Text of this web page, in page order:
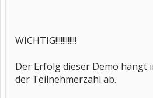
WICHTIG!!!!!!!!!!!!
Der Erfolg dieser Demo hängt
der Teilnehmerzahl ab.